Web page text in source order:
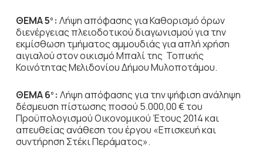
ΘΕΜΑ 5ο : Λήψη απόφασης για Καθορισμό όρων
διενέργειας πλειοδοτικού διαγωνισμού για την
εκμίσθωση τμήματος αμμουδιάς για απλή χρήση
αιγιαλού στον οικισμό Μπαλί της Τοπικής
Κοινότητας Μελιδονίου Δήμου Μυλοποτάμου.
ΘΕΜΑ 6ο : Λήψη απόφασης για την ψήφιση ανάληψη
δέσμευση πίστωσης ποσού 5.000,00 € του
Προϋπολογισμού Οικονομικού Έτους 2014 και
απευθείας ανάθεση του έργου «Επισκευή και
συντήρηση Στέκι Περάματος».